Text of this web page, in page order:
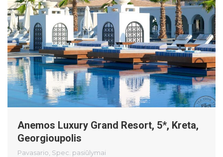
Anemos Luxury Grand Resort, 5*, Kreta,
Georgioupolis
Pavasario Spec. pasiūlymai